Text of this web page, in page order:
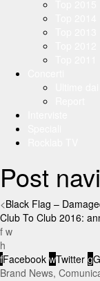
Post
<Black Flag –
Club To Club 2016:
f w
h
fFacebook wTwitter g
Brand News,